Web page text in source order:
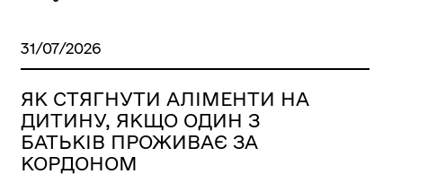
31/07/2026
ЯК СТЯГНУТИ АЛІМЕНТИ НА
ДИТИНУ, ЯКЩО ОДИН З
БАТЬКІВ ПРОЖИВАЄ ЗА
КОРДОНОМ